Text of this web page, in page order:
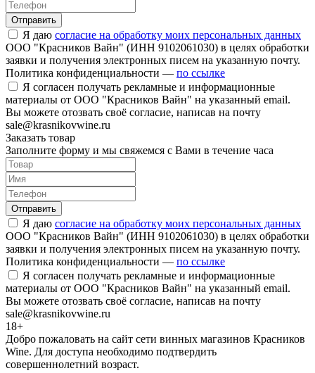
Отправить
Я даю согласие на обработку моих персональных данных
ООО "Красников Вайн" (ИНН 9102061030) в целях обработки
заявки и получения электронных писем на указанную почту.
Политика конфиденциальности — по ссылке
Я согласен получать рекламные и информационные
материалы от ООО "Красников Вайн" на указанный email.
Вы можете отозвать своё согласие, написав на почту
sale@krasnikovwine.ru
Заказать товар
Заполните форму и мы свяжемся с Вами в течение часа
Отправить
Я даю согласие на обработку моих персональных данных
ООО "Красников Вайн" (ИНН 9102061030) в целях обработки
заявки и получения электронных писем на указанную почту.
Политика конфиденциальности — по ссылке
Я согласен получать рекламные и информационные
материалы от ООО "Красников Вайн" на указанный email.
Вы можете отозвать своё согласие, написав на почту
sale@krasnikovwine.ru
18+
Добро пожаловать на сайт сети винных магазинов Красников
Wine. Для доступа необходимо подтвердить
совершеннолетний возраст.